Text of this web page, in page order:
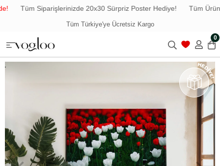
Tüm Siparişlerinizde 20x30 Sürpriz Poster Hediye! Tüm
Tüm Türkiye'ye Ücretsiz Kargo
0